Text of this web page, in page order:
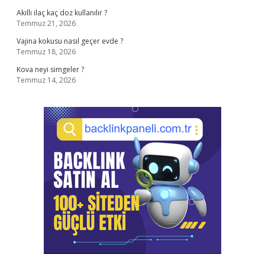
Akıllı ilaç kaç doz kullanılır ?
Temmuz 21, 2026
Vajina kokusu nasıl geçer evde ?
Temmuz 18, 2026
Kova neyi simgeler ?
Temmuz 14, 2026